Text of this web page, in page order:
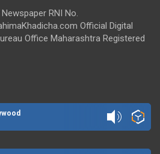
RNI No.
Official Digital
Office Maharashtra Registered